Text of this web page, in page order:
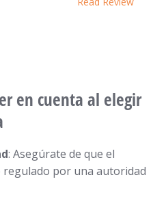
en cuenta al elegir
: Asegúrate de que el
por una autoridad